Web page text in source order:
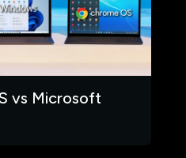
vs Microsoft